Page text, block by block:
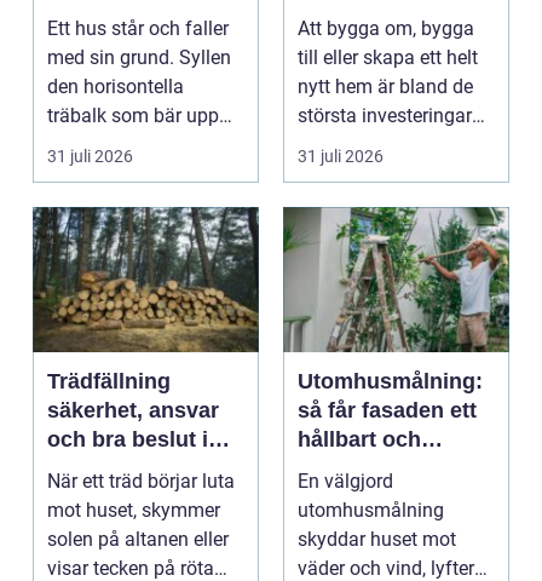
mark
Ett hus står och faller
med sin grund. Syllen
den horisontella
träbalk som bär upp
väggarna mot pla...
31 juli 2026
partner för ditt
projekt
Att bygga om, bygga
till eller skapa ett helt
nytt hem är bland de
största investeringar
m...
31 juli 2026
Trädfällning
säkerhet, ansvar
och bra beslut i
trädgården
När ett träd börjar luta
mot huset, skymmer
solen på altanen eller
visar tecken på röta
Utomhusmålning:
så får fasaden ett
hållbart och
vackert resultat
En välgjord
utomhusmålning
skyddar huset mot
väder och vind, lyfter